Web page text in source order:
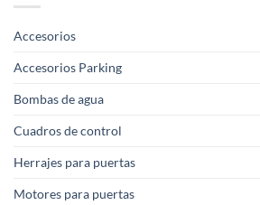
la
producto
Accesorios
Accesorios Parking
Bombas de agua
Cuadros de control
Herrajes para puertas
Motores para puertas